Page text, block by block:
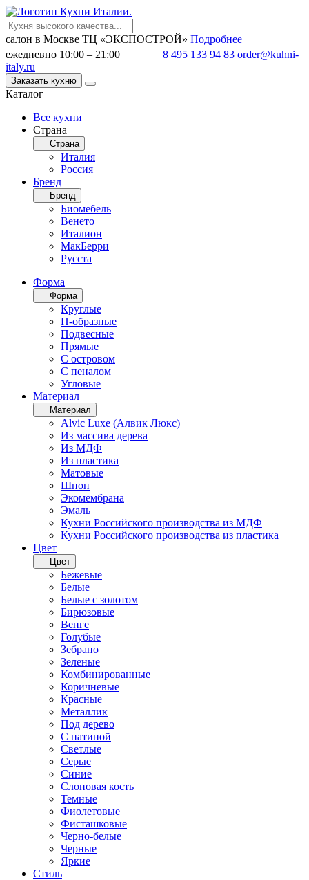
салон в Москве ТЦ «ЭКСПОСТРОЙ» Подробнее
ежедневно 10:00 – 21:00
8 495 133 94 83 order@kuhni-
italy.ru
Заказать кухню
Каталог
Все кухни
Страна
Страна
Италия
Россия
Бренд
Бренд
Биомебель
Венето
Италион
МакБерри
Русста
Форма
Форма
Круглые
П-образные
Подвесные
Прямые
С островом
С пеналом
Угловые
Материал
Материал
Alvic Luxe (Алвик Люкс)
Из массива дерева
Из МДФ
Из пластика
Матовые
Шпон
Экомембрана
Эмаль
Кухни Российского производства из МДФ
Кухни Российского производства из пластика
Цвет
Цвет
Бежевые
Белые
Белые с золотом
Бирюзовые
Венге
Голубые
Зебрано
Зеленые
Комбинированные
Коричневые
Красные
Металлик
Под дерево
С патиной
Светлые
Серые
Синие
Слоновая кость
Темные
Фиолетовые
Фисташковые
Черно-белые
Черные
Яркие
Стиль